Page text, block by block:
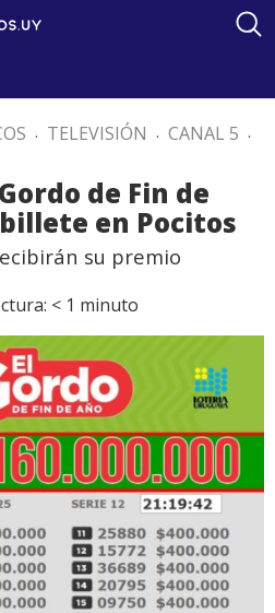
. TELEVISIÓN . CANAL 5 .
de Fin de
en Pocitos
su premio
< 1 minuto